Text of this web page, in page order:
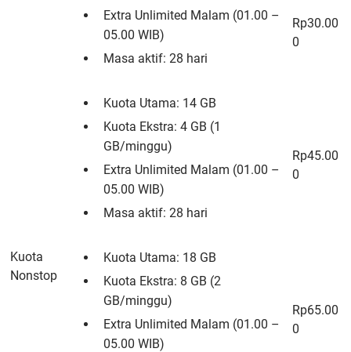
Kuota
Nonstop
Extra Unlimited Malam (01.00 –
05.00 WIB)
Masa aktif: 28 hari
Rp30.00
0
Kuota Utama: 14 GB
Kuota Ekstra: 4 GB (1
GB/minggu)
Extra Unlimited Malam (01.00 –
05.00 WIB)
Masa aktif: 28 hari
Rp45.00
0
Kuota Utama: 18 GB
Kuota Ekstra: 8 GB (2
GB/minggu)
Extra Unlimited Malam (01.00 –
05.00 WIB)
Rp65.00
0